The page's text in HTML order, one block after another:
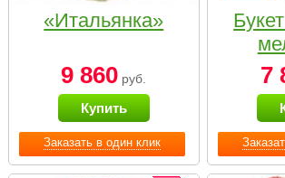
Заказать в один клик
«Итальянка»
9 860 руб.
Купить
7